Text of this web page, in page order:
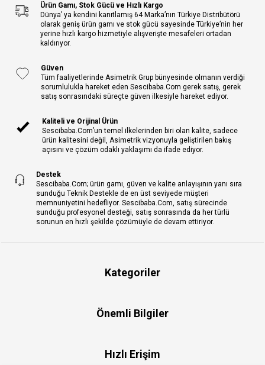
Ürün Gamı, Stok Gücü ve Hızlı Kargo
Dünya’ ya kendini kanıtlamış 64 Marka’nın Türkiye Distribütörü
olarak geniş ürün gamı ve stok gücü sayesinde Türkiye’nin her
yerine hızlı kargo hizmetiyle alışverişte mesafeleri ortadan
kaldırıyor.
Güven
Tüm faaliyetlerinde Asimetrik Grup bünyesinde olmanın verdiği
sorumlulukla hareket eden Sescibaba.Com gerek satış, gerek
satış sonrasındaki süreçte güven ilkesiyle hareket ediyor.
Kaliteli ve Orijinal Ürün
Sescibaba.Com’un temel ilkelerinden biri olan kalite, sadece
ürün kalitesini değil, Asimetrik vizyonuyla geliştirilen bakış
açısını ve çözüm odaklı yaklaşımı da ifade ediyor.
Destek
Sescibaba.Com; ürün gamı, güven ve kalite anlayışının yanı sıra
sunduğu Teknik Destekle de en üst seviyede müşteri
memnuniyetini hedefliyor. Sescibaba.Com, satış sürecinde
sunduğu profesyonel desteği, satış sonrasında da her türlü
sorunun en hızlı şekilde çözümüyle de devam ettiriyor.
Kategoriler
Önemli Bilgiler
Hızlı Erişim